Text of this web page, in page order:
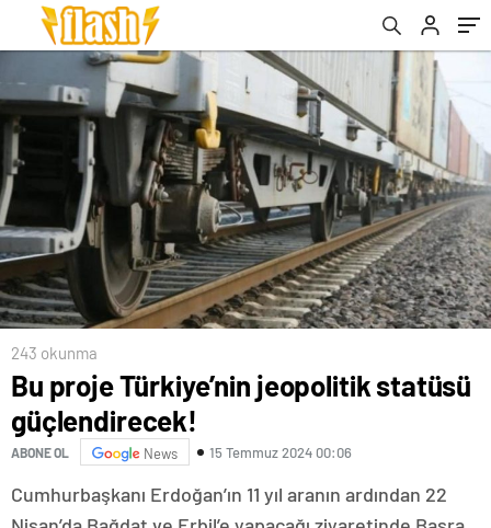
243 okunma
Bu proje Türkiye’nin jeopolitik statüsü
güçlendirecek!
ABONE OL News 15 Temmuz 2024 00:06
Cumhurbaşkanı Erdoğan’ın 11 yıl aranın ardından 22